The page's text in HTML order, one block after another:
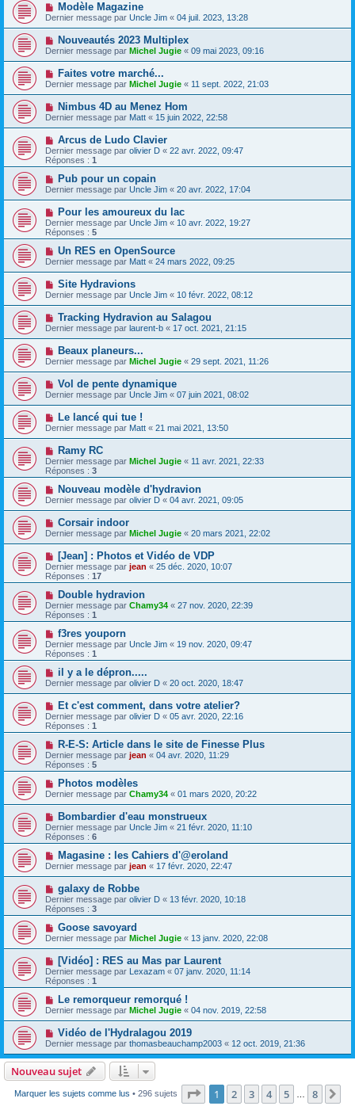
Modèle Magazine
Dernier message par Uncle Jim « 04 juil. 2023, 13:28
Nouveautés 2023 Multiplex
Dernier message par Michel Jugie « 09 mai 2023, 09:16
Faites votre marché...
Dernier message par Michel Jugie « 11 sept. 2022, 21:03
Nimbus 4D au Menez Hom
Dernier message par Matt « 15 juin 2022, 22:58
Arcus de Ludo Clavier
Dernier message par olivier D « 22 avr. 2022, 09:47
Réponses : 1
Pub pour un copain
Dernier message par Uncle Jim « 20 avr. 2022, 17:04
Pour les amoureux du lac
Dernier message par Uncle Jim « 10 avr. 2022, 19:27
Réponses : 5
Un RES en OpenSource
Dernier message par Matt « 24 mars 2022, 09:25
Site Hydravions
Dernier message par Uncle Jim « 10 févr. 2022, 08:12
Tracking Hydravion au Salagou
Dernier message par laurent-b « 17 oct. 2021, 21:15
Beaux planeurs...
Dernier message par Michel Jugie « 29 sept. 2021, 11:26
Vol de pente dynamique
Dernier message par Uncle Jim « 07 juin 2021, 08:02
Le lancé qui tue !
Dernier message par Matt « 21 mai 2021, 13:50
Ramy RC
Dernier message par Michel Jugie « 11 avr. 2021, 22:33
Réponses : 3
Nouveau modèle d'hydravion
Dernier message par olivier D « 04 avr. 2021, 09:05
Corsair indoor
Dernier message par Michel Jugie « 20 mars 2021, 22:02
[Jean] : Photos et Vidéo de VDP
Dernier message par jean « 25 déc. 2020, 10:07
Réponses : 17
Double hydravion
Dernier message par Chamy34 « 27 nov. 2020, 22:39
Réponses : 1
f3res youporn
Dernier message par Uncle Jim « 19 nov. 2020, 09:47
Réponses : 1
il y a le dépron.....
Dernier message par olivier D « 20 oct. 2020, 18:47
Et c'est comment, dans votre atelier?
Dernier message par olivier D « 05 avr. 2020, 22:16
Réponses : 1
R-E-S: Article dans le site de Finesse Plus
Dernier message par jean « 04 avr. 2020, 11:29
Réponses : 5
Photos modèles
Dernier message par Chamy34 « 01 mars 2020, 20:22
Bombardier d'eau monstrueux
Dernier message par Uncle Jim « 21 févr. 2020, 11:10
Réponses : 6
Magasine : les Cahiers d'@eroland
Dernier message par jean « 17 févr. 2020, 22:47
galaxy de Robbe
Dernier message par olivier D « 13 févr. 2020, 10:18
Réponses : 3
Goose savoyard
Dernier message par Michel Jugie « 13 janv. 2020, 22:08
[Vidéo] : RES au Mas par Laurent
Dernier message par Lexazam « 07 janv. 2020, 11:14
Réponses : 1
Le remorqueur remorqué !
Dernier message par Michel Jugie « 04 nov. 2019, 22:58
Vidéo de l'Hydralagou 2019
Dernier message par thomasbeauchamp2003 « 12 oct. 2019, 21:36
Nouveau sujet
Marquer les sujets comme lus • 296 sujets Page 1sur8
1 2 3 4 5 8